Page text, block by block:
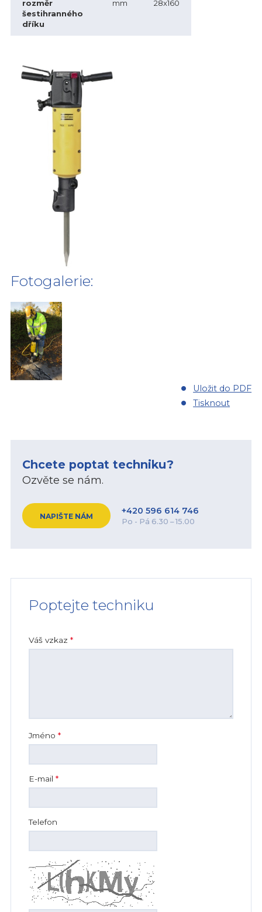
rozměr
šestihranného
dříku
mm 28x160
Fotogalerie:
Uložit do PDF
Tisknout
Chcete poptat techniku?
Ozvěte se nám.
NAPIŠTE NÁM
+420 596 614 746
Po - Pá 6.30 – 15.00
Poptejte techniku
Váš vzkaz *
Jméno *
E-mail *
Telefon